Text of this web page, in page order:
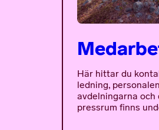
Här hittar du
ledning,
avdelningarna och
pressrum finns